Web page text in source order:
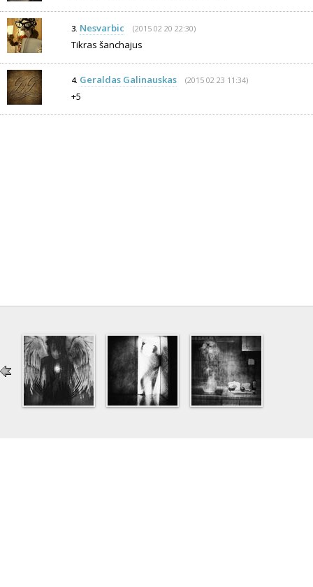
3. Nesvarbic (2015 02 20 22:30)
Tikras šanchajus
4. Geraldas Galinauskas (2015 02 23 11:34)
+5